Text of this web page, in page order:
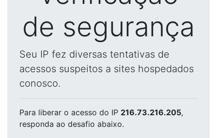
de segurança
Seu IP fez diversas tentativas de
acessos suspeitos a sites hospedados
conosco.
Para liberar o acesso do IP 216.73.216.205,
responda ao desafio abaixo.